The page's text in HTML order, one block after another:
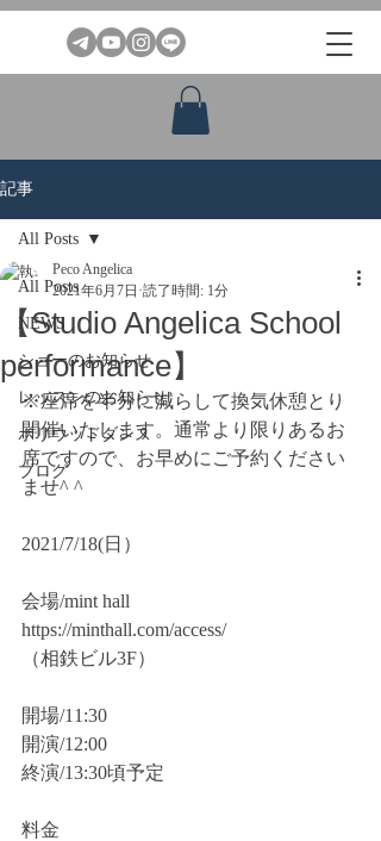
記事
All Posts
NEWS
ショーのお知らせ
レッスンのお知らせ
ボリウッドダンス
ブログ
All Posts
【Studio Angelica School
performance】
Peco Angelica
2021年6月7日 読了時間: 1分
※座席を半分に減らして換気休憩とり
開催いたします。通常より限りあるお
席ですので、お早めにご予約ください
ませ^ ^
2021/7/18(日）
会場/mint hall
https://minthall.com/access/
（相鉄ビル3F）
開場/11:30
開演/12:00
終演/13:30頃予定
料金